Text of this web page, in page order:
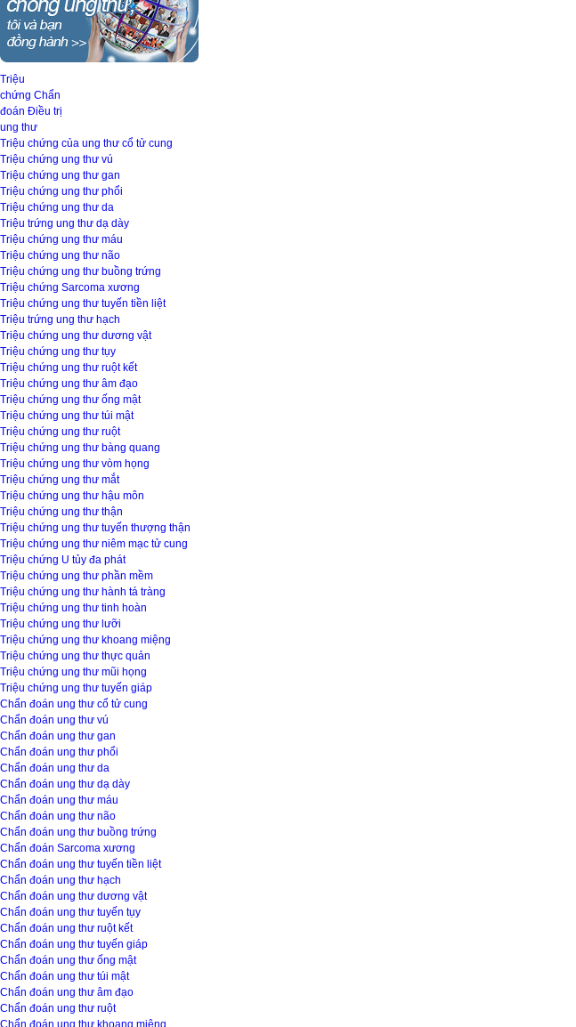
Triệu
chứng Chẩn
đoán Điều trị
ung thư
Triệu chứng của ung thư cổ tử cung
Triệu chứng ung thư vú
Triệu chứng ung thư gan
Triệu chứng ung thư phổi
Triệu chứng ung thư da
Triệu trứng ung thư dạ dày
Triệu chứng ung thư máu
Triệu chứng ung thư não
Triệu chứng ung thư buồng trứng
Triệu chứng Sarcoma xương
Triệu chứng ung thư tuyến tiền liệt
Triệu trứng ung thư hạch
Triệu chứng ung thư dương vật
Triệu chứng ung thư tụy
Triệu chứng ung thư ruột kết
Triệu chứng ung thư âm đạo
Triệu chứng ung thư ống mật
Triệu chứng ung thư túi mật
Triệu chứng ung thư ruột
Triệu chứng ung thư bàng quang
Triệu chứng ung thư vòm họng
Triệu chứng ung thư mắt
Triệu chứng ung thư hậu môn
Triệu chứng ung thư thận
Triệu chứng ung thư tuyến thượng thận
Triệu chứng ung thư niêm mạc tử cung
Triệu chứng U tủy đa phát
Triệu chứng ung thư phần mềm
Triệu chứng ung thư hành tá tràng
Triệu chứng ung thư tinh hoàn
Triệu chứng ung thư lưỡi
Triệu chứng ung thư khoang miệng
Triệu chứng ung thư thực quản
Triệu chứng ung thư mũi họng
Triệu chứng ung thư tuyến giáp
Chẩn đoán ung thư cổ tử cung
Chẩn đoán ung thư vú
Chẩn đoán ung thư gan
Chẩn đoán ung thư phổi
Chẩn đoán ung thư da
Chẩn đoán ung thư dạ dày
Chẩn đoán ung thư máu
Chẩn đoán ung thư não
Chẩn đoán ung thư buồng trứng
Chẩn đoán Sarcoma xương
Chẩn đoán ung thư tuyến tiền liệt
Chẩn đoán ung thư hạch
Chẩn đoán ung thư dương vật
Chẩn đoán ung thư tuyến tụy
Chẩn đoán ung thư ruột kết
Chẩn đoán ung thư tuyến giáp
Chẩn đoán ung thư ống mật
Chẩn đoán ung thư túi mật
Chẩn đoán ung thư âm đạo
Chẩn đoán ung thư ruột
Chẩn đoán ung thư khoang miệng